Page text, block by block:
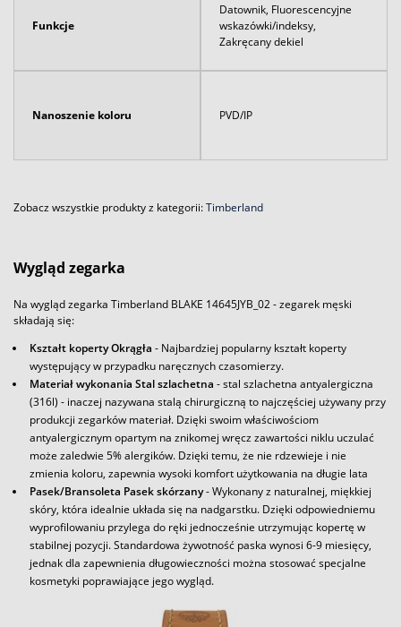
Funkcje
Datownik, Fluorescencyjne
wskazówki/indeksy,
Zakręcany dekiel
Nanoszenie koloru PVD/IP
Zobacz wszystkie produkty z kategorii:Timberland
Wygląd zegarka
Na wygląd zegarka Timberland BLAKE 14645JYB_02 - zegarek męski
składają się:
Kształt koperty Okrągła - Najbardziej popularny kształt koperty
występujący w przypadku naręcznych czasomierzy.
Materiał wykonania Stal szlachetna - stal szlachetna antyalergiczna
(316l) - inaczej nazywana stalą chirurgiczną to najczęściej używany przy
produkcji zegarków materiał. Dzięki swoim właściwościom
antyalergicznym opartym na znikomej wręcz zawartości niklu uczulać
może zaledwie 5% alergików. Dzięki temu, że nie rdzewieje i nie
zmienia koloru, zapewnia wysoki komfort użytkowania na długie lata
Pasek/Bransoleta Pasek skórzany- Wykonany z naturalnej, miękkiej
skóry, która idealnie układa się na nadgarstku. Dzięki odpowiedniemu
wyprofilowaniu przylega do ręki jednocześnie utrzymując kopertę w
stabilnej pozycji. Standardowa żywotność paska wynosi 6-9 miesięcy,
jednak dla zapewnienia długowieczności można stosować specjalne
kosmetyki poprawiające jego wygląd.